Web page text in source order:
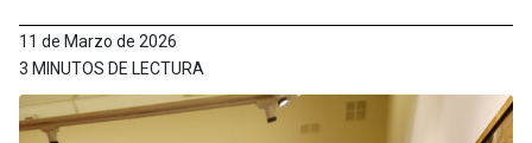
11 de Marzo de 2026
3 MINUTOS DE LECTURA